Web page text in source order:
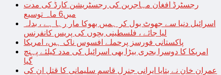
رجسٹرڈ افغان مہاجرین کی رجسٹریشن کارڈ کی مدت
میں6 ماہ توسیع
اسرائیل دنیا سے جھوٹ بول کر ہمیں بھوکا مار رہا ہے ، بدلہ
لیا جائے ، فلسطینی بچوں کی پریس کانفرنس
پاکستانی فورسز پرحملے افسوس ناک ہیں، امریکا
امریکا کا دوسرا بحری بیڑا بھی اسرائیل کی مدد کیلئے پہنچ
گیا
عمران خان نے بتایا ایرانی جنرل قاسم سلیمانی کا قتل ان کی